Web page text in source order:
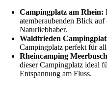
Campingplatz am Rhein:
atemberaubenden Blick
Naturliebhaber.
Waldfrieden
Campingplatz perfekt für
Rheincamping
dieser Campingplatz ideal
Entspannung am Fluss.